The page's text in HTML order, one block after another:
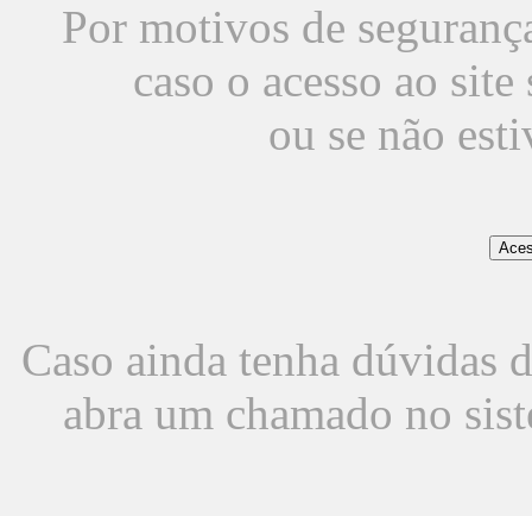
Por motivos de
caso o acesso ao
ou se não
Caso ainda tenha dúvidas
abra um chamado no